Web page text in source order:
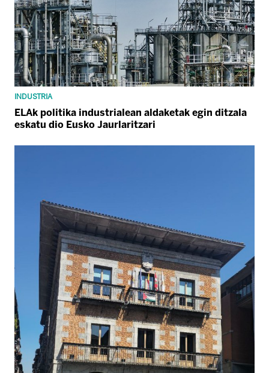
INDUSTRIA
ELAk politika industrialean aldaketak egin ditzala
eskatu dio Eusko Jaurlaritzari